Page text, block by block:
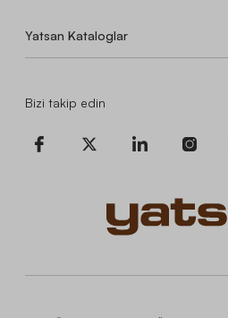
Yatsan Kataloglar
Bizi takip edin